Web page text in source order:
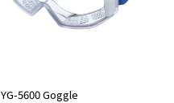
YG-5600 Goggle